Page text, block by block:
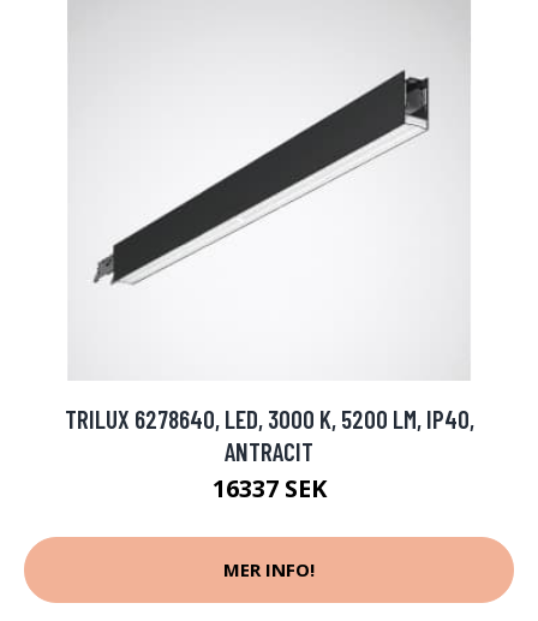
TRILUX 6278640, LED, 3000 K, 5200 LM, IP40,
ANTRACIT
16337 SEK
MER INFO!